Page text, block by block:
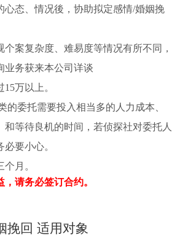
心态、情况後，协助拟定感情/婚姻挽
案复杂度、难易度等情况有所不同，
业务获来本公司详谈
万以上。
的委托需要投入相当多的人力成本、
和等待良机的时间，若侦探社对委托人
要小心。
月。
请务必签订合约。
挽回 适用对象